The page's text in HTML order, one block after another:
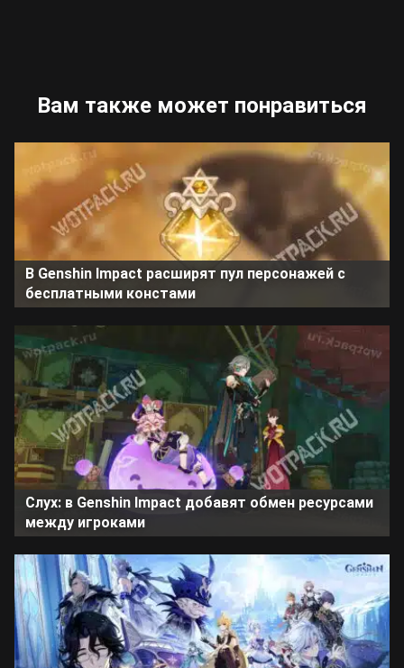
Вам также может понравиться
В Genshin Impact расширят пул персонажей с
бесплатными констами
Слух: в Genshin Impact добавят обмен ресурсами
между игроками